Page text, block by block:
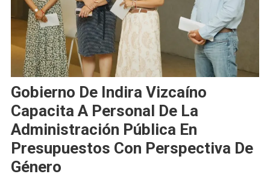
Gobierno De Indira Vizcaíno
Capacita A Personal De La
Administración Pública En
Presupuestos Con Perspectiva De
Género